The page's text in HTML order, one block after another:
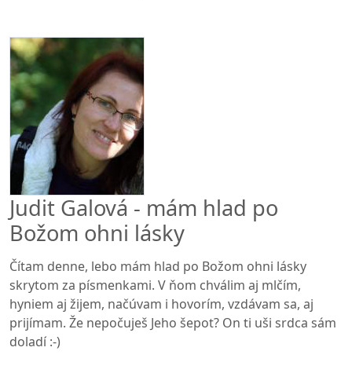
Judit Galová - mám hlad po
Božom ohni lásky
Čítam denne, lebo mám hlad po Božom ohni lásky
skrytom za písmenkami. V ňom chválim aj mlčím,
hyniem aj žijem, načúvam i hovorím, vzdávam sa, aj
prijímam. Že nepočuješ Jeho šepot? On ti uši srdca sám
doladí :-)